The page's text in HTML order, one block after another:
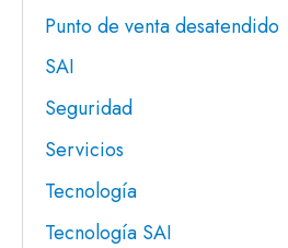
Punto de venta desatendido
SAI
Seguridad
Servicios
Tecnología
Tecnología SAI